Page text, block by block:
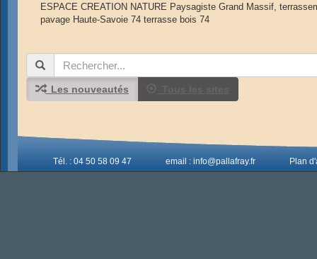
ESPACE CREATION NATURE Paysagiste Grand Massif,
pavage Haute-Savoie 74 terrasse bois 74
Les nouveautés
Tél. : 04 50 58 09 47 email : info@pallafray.fr Plan